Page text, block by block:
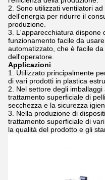
Sono utilizzati ventilatori
dell'energia per ridurre il
produzione.
L'apparecchiatura dispone
funzionamento facile da
automatizzato, che è facile
dell'operatore.
Applicazioni
Utilizzato principalmente
di vari prodotti in plastica
Nel settore degli
trattamento superficiale di
secchezza e la sicurezza
Nella produzione di
trattamento superficiale di
la qualità del prodotto e gli